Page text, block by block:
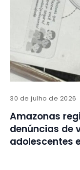
30 de julho de 2026
Amazonas
denúncias de
adolescentes